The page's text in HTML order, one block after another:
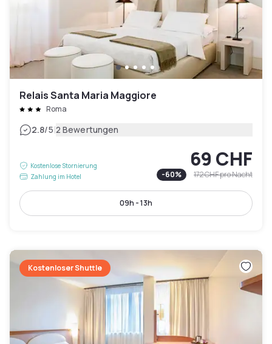
Relais Santa Maria Maggiore
Roma
2.8/5|2 Bewertungen
Kostenlose Stornierung
Zahlung im Hotel
69 CHF
-60% 172 CHFpro Nacht
09h - 13h
Kostenloser Shuttle